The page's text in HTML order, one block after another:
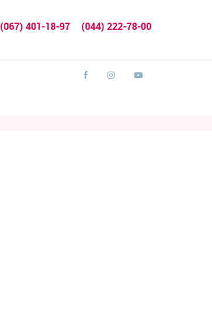
(067) 401-18-97 (044) 222-78-00